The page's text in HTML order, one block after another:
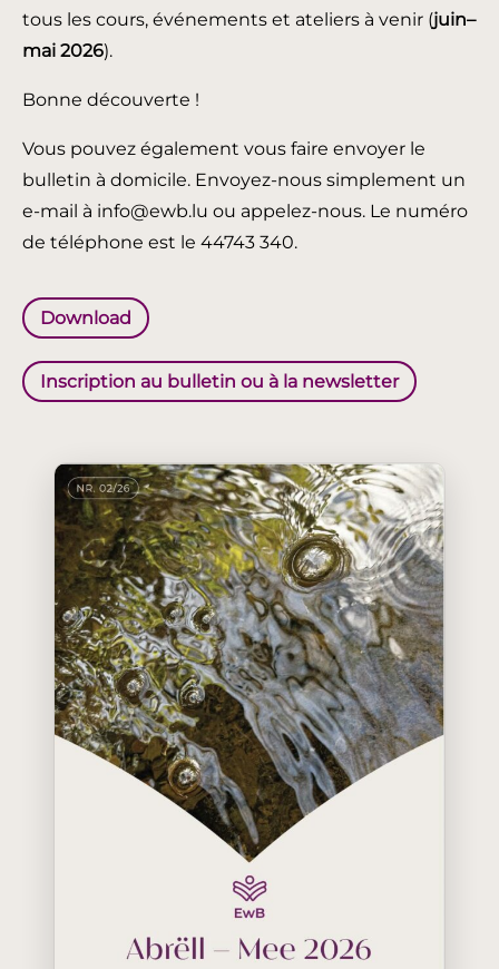
tous les cours, événements et ateliers à venir (juin–
mai 2026).
Bonne découverte !
Vous pouvez également vous faire envoyer le
bulletin à domicile. Envoyez-nous simplement un
e-mail à info@ewb.lu ou appelez-nous. Le numéro
de téléphone est le 44743 340.
Download
Inscription au bulletin ou à la newsletter